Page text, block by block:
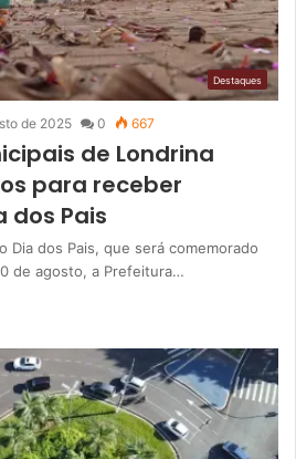
Destaques
de 2025 0 667
de Londrina
para receber
dos Pais
Dia dos Pais, que será comemorado
de agosto, a Prefeitura…